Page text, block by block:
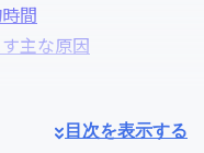
目次を表示する
間
主な原因